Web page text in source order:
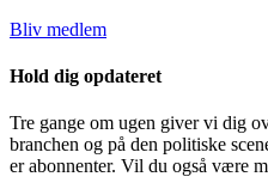
Bliv medlem
Hold dig opdateret
Tre gange om ugen giver vi dig
branchen og på den politiske
er abonnenter. Vil du også være